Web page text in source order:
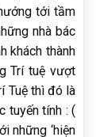
tới tầm
nhà bác
khách thành
Trí tuệ vượt
Tuệ thì đó là
tuyến tính : (
những ‘hiện